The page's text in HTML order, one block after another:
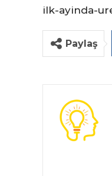
ilk-ayinda-
Paylaş